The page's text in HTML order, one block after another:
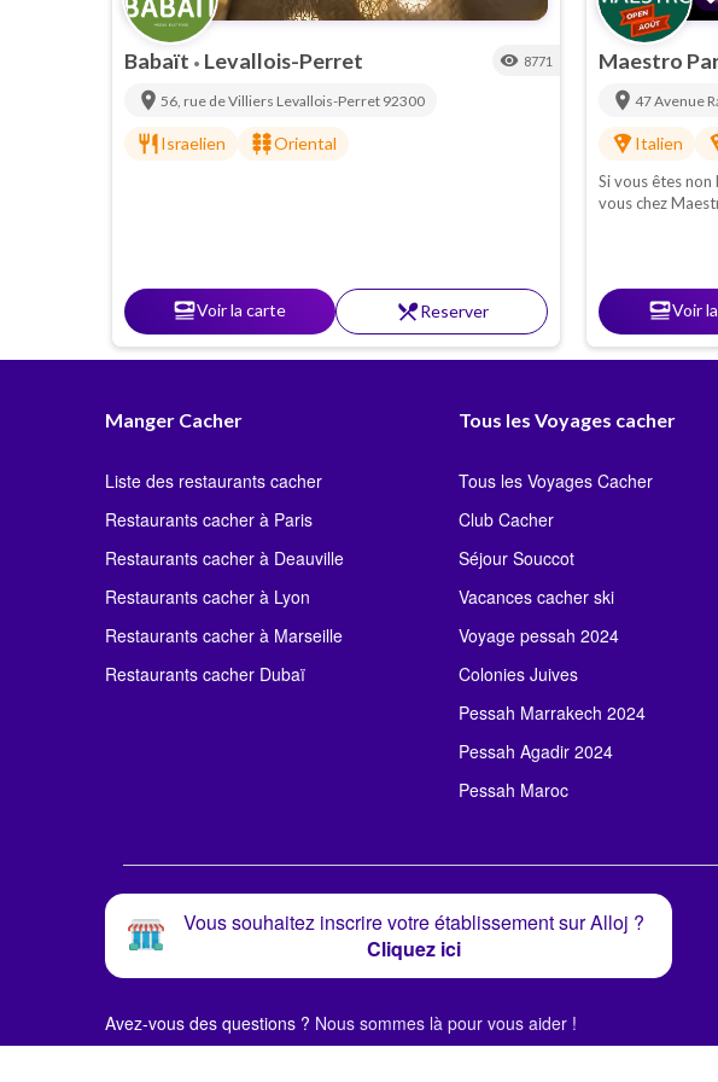
Babaït • Levallois-Perret visibility 8771
location_on 56, rue de Villiers Levallois-Perret 92300
restaurant Israelien kebab_diningOriental
set_mealVoir la carte restaurant_menuReserver
Maestro
location_on47 Avenue
local_pizzaItalien
Si vous êtes
vous chez Maestro
set_mealVoir
Manger Cacher
Liste des restaurants cacher
Restaurants cacher à Paris
Restaurants cacher à Deauville
Restaurants cacher à Lyon
Restaurants cacher à Marseille
Restaurants cacher Dubaï
Tous les Voyages cacher
Tous les Voyages Cacher
Club Cacher
Séjour Souccot
Vacances cacher ski
Voyage pessah 2024
Colonies Juives
Pessah Marrakech 2024
Pessah Agadir 2024
Pessah Maroc
Vous souhaitez inscrire votre établissement sur Alloj ?
Cliquez ici
Avez-vous des questions ? Nous sommes là pour vous aider !
© Alloj.2024 Tous droits réservés